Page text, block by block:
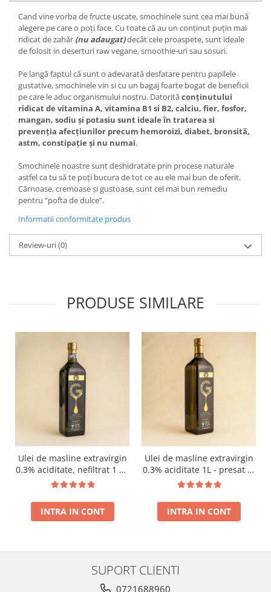
Cand vine vorba de fructe uscate, smochinele sunt cea mai bună
alegere pe care o poți face. Cu toate că au un conținut puțin mai
ridicat de zahăr (nu adaugat)decât cele proaspete, sunt ideale
de folosit in deserturi raw vegane, smoothie-uri sau sosuri.
Pe langă faptul că sunt o adevarată desfatare pentru papilele
gustative, smochinele vin si cu un bagaj foarte bogat de beneficii
pe care le aduc organismului nostru. Datorităconținutului
ridicat de vitamina A, vitamina B1 si B2, calciu, fier, fosfor,
mangan, sodiu și potasiu sunt ideale în tratarea si
prevenția afecțiunilor precum hemoroizi, diabet, bronsită,
astm, constipație și nu numai.
Smochinele noastre sunt deshidratate prin procese naturale
astfel ca tu să te poți bucura de tot ce au ele mai bun de oferit.
Cărnoase, cremoase și gustoase, sunt cel mai bun remediu
pentru “pofta de dulce”.
Informatii conformitate produs
Review-uri(0)
PRODUSE SIMILARE
Ulei de masline extravirgin
0.3% aciditate, nefiltrat 1 L -
presat la rece RECOLTA
INTRA IN CONT
Ulei de masline extravirgin
0.3% aciditate 1L - presat la
rece RECOLTA NOUA
INTRA IN CONT
SUPORT CLIENTI
0721688960